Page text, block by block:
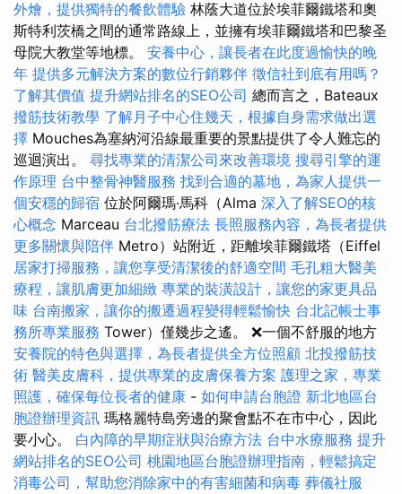
外燴，提供獨特的餐飲體驗 林蔭大道位於埃菲爾鐵塔和奧
斯特利茨橋之間的通常路線上，並擁有埃菲爾鐵塔和巴黎圣
母院大教堂等地標。 安養中心，讓長者在此度過愉快的晚
年 提供多元解決方案的數位行銷夥伴 徵信社到底有用嗎？
了解其價值 提升網站排名的SEO公司 總而言之，Bateaux
撥筋技術教學 了解月子中心住幾天，根據自身需求做出選
擇 Mouches為塞納河沿線最重要的景點提供了令人難忘的
巡迴演出。 尋找專業的清潔公司來改善環境 搜尋引擎的運
作原理 台中整骨神醫服務 找到合適的墓地，為家人提供一
個安穩的歸宿 位於阿爾瑪·馬科（Alma 深入了解SEO的核
心概念 Marceau 台北撥筋療法 長照服務內容，為長者提供
更多關懷與陪伴 Metro）站附近，距離埃菲爾鐵塔（Eiffel
居家打掃服務，讓您享受清潔後的舒適空間 毛孔粗大醫美
療程，讓肌膚更加細緻 專業的裝潢設計，讓您的家更具品
味 台南搬家，讓你的搬遷過程變得輕鬆愉快 台北記帳士事
務所專業服務 Tower）僅幾步之遙。 ❌一個不舒服的地方
安養院的特色與選擇，為長者提供全方位照顧 北投撥筋技
術 醫美皮膚科，提供專業的皮膚保養方案 護理之家，專業
照護，確保每位長者的健康 - 如何申請台胞證 新北地區台
胞證辦理資訊 瑪格麗特島旁邊的聚會點不在市中心，因此
要小心。 白內障的早期症狀與治療方法 台中水療服務 提升
網站排名的SEO公司 桃園地區台胞證辦理指南，輕鬆搞定
消毒公司，幫助您消除家中的有害細菌和病毒 葬儀社服